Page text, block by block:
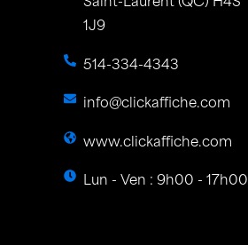
Saint-Laurent (QC) H4S
1J9
514-334-4343
info@clickaffiche.com
www.clickaffiche.com
Lun - Ven : 9h00 - 17h00